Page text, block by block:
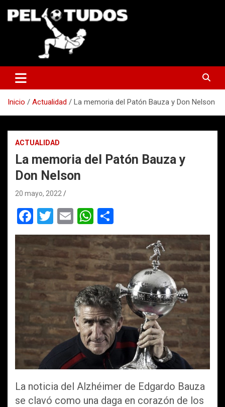
Inicio Actualidad La memoria del Patón Bauza y Don Nelson
ACTUALIDAD
La memoria del Patón Bauza y
Don Nelson
20 mayo, 2022
F
a
ce
b
o
o
k
T
wi
tt
er
E
m
ail
W
h
at
s
A
p
p
o
m
p
ar
tir
La noticia del Alzhéimer de Edgardo Bauza
se clavó como una daga en corazón de los